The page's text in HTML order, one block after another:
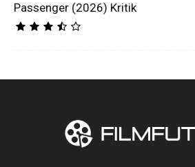
Passenger (2026) Kritik